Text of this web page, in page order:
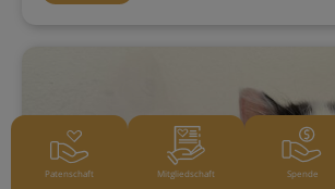
Patenschaft Mitgliedschaft Spende